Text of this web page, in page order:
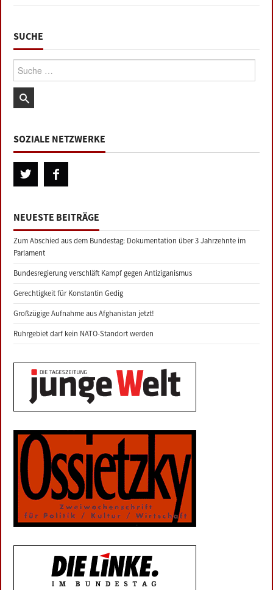
SUCHE
Suche:
SOZIALE NETZWERKE
NEUESTE BEITRÄGE
Zum Abschied aus dem Bundestag: Dokumentation über 3 Jahrzehnte im
Parlament
Bundesregierung verschläft Kampf gegen Antiziganismus
Gerechtigkeit für Konstantin Gedig
Großzügige Aufnahme aus Afghanistan jetzt!
Ruhrgebiet darf kein NATO-Standort werden